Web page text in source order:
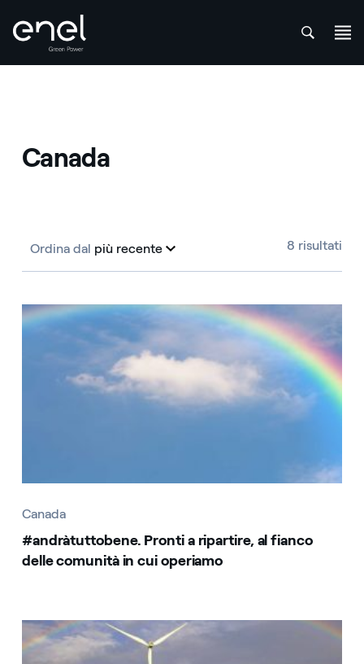
Canada
Ordina dal più recente 8 risultati
Canada
Canada
#andràtuttobene. Pronti a ripartire, al fianco
delle comunità in cui operiamo
Canada